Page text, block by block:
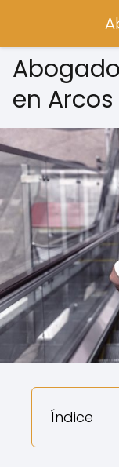
en
Índice